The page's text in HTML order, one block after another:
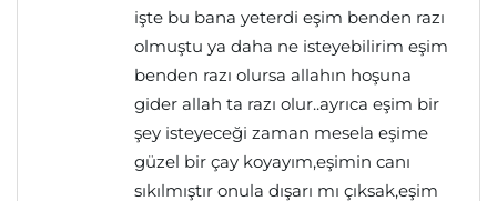
işte bu bana yeterdi eşim benden razı
olmuştu ya daha ne isteyebilirim eşim
benden razı olursa allahın hoşuna
gider allah ta razı olur..ayrıca eşim bir
şey isteyeceği zaman mesela eşime
güzel bir çay koyayım,eşimin canı
sıkılmıştır onula dışarı mı çıksak,eşim